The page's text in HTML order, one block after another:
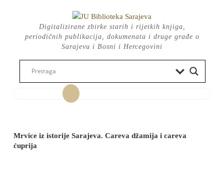
Digitalizirane zbirke starih i rijetkih knjiga,
periodičnih publikacija, dokumenata i druge građe o
Sarajevu i Bosni i Hercegovini
Open
Mrvice iz istorije Sarajeva. Careva džamija i careva
ćuprija